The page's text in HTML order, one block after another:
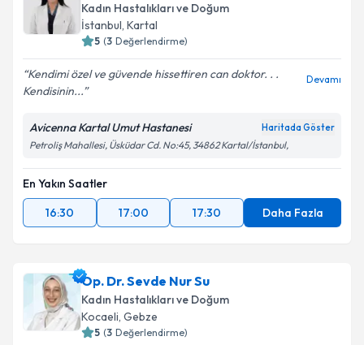
E-posta Adresiniz
Kişisel verilerimin işlenmesine ilişkin
kapsamda işlenmesini kabul ediyorum.
Kadın Hastalıkları ve Doğum
İstanbul, Kartal
5 (3 Değerlendirme)
Kendimi özel ve güvende hissettiren can doktor. . .
Kendisinin...
Devamı
Avicenna Kartal Umut Hastanesi Haritada Göster
Petroliş Mahallesi, Üsküdar Cd. No:45, 34862 Kartal/İstanbul,
En Yakın Saatler
16:30
17:00 17:30 Daha Fazla
Op. Dr. Sevde Nur Su
Kadın Hastalıkları ve Doğum
Kocaeli, Gebze
5 (3 Değerlendirme)